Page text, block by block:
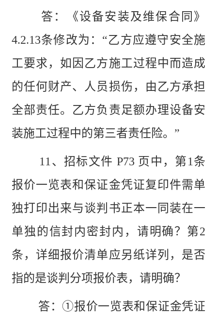
答：《设备安装及维保合同》
4.2.13条修改为：“乙方应遵守安全施
工要求，如因乙方施工过程中而造成
的任何财产、人员损伤，由乙方承担
全部责任。乙方负责足额办理设备安
装施工过程中的第三者责任险。”
11、招标文件 P73 页中，第1条
报价一览表和保证金凭证复印件需单
独打印出来与谈判书正本一同装在一
单独的信封内密封内，请明确？第2
条，详细报价清单应另纸详列，是否
指的是谈判分项报价表，请明确？
答：①报价一览表和保证金凭证